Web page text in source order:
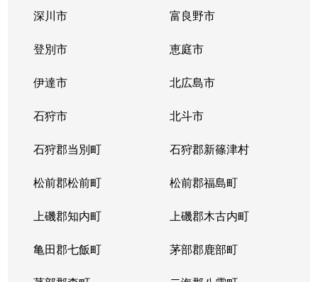
大谷地東
2,400万円
大谷地
大谷地東
1,900万円
大谷地
大谷地東
1,900万円
大谷地
大谷地東
2,800万円
大谷地
大谷地東
2,400万円
大谷地
大谷地東
2,300万円
大谷地
大谷地東
2,100万円
大谷地
大谷地東
1,800万円
大谷地
深川市 富良野市
登別市 恵庭市
伊達市 北広島市
石狩市 北斗市
石狩郡当別町 石狩郡新篠津村
松前郡松前町 松前郡福島町
上磯郡知内町 上磯郡木古内町
亀田郡七飯町 茅部郡鹿部町